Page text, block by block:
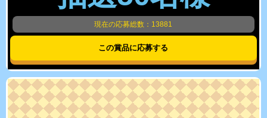
現在の応募総数：13881
この賞品に応募する